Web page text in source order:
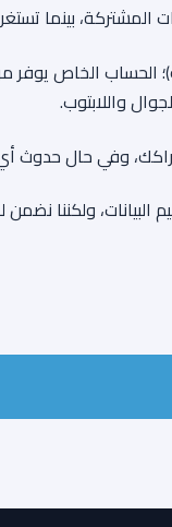
المشتركة، بينما
الحساب الخاص
واللابتوب.
وفي حال حدوث
البيانات، ولكننا